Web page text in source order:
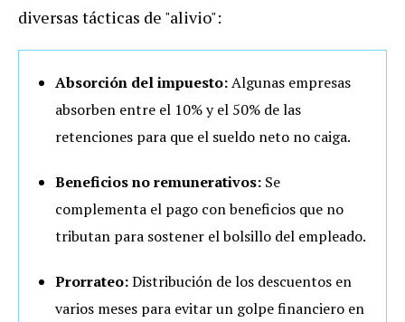
diversas tácticas de "alivio":
Absorción del impuesto:Algunas empresas
absorben entre el 10% y el 50% de las
retenciones para que el sueldo neto no caiga.
Beneficios no remunerativos: Se
complementa el pago con beneficios que no
tributan para sostener el bolsillo del empleado.
Prorrateo:Distribución de los descuentos en
varios meses para evitar un golpe financiero en